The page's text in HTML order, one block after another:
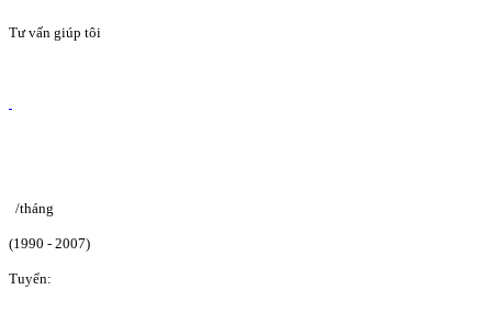
Tư vấn giúp tôi
/tháng
(1990 - 2007)
Tuyển: